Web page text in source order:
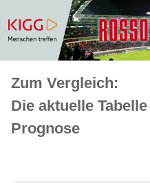
Zum Vergleich:
Die aktuelle
Prognose